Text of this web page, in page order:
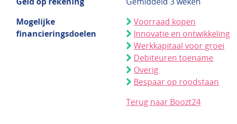
Mogelijke
financieringsdoelen
Voorraad kopen
Innovatie en ontwikkeling
Werkkapitaal voor groei
Debiteuren toename
Overig
Bespaar op roodstaan
Terug naar Boozt24